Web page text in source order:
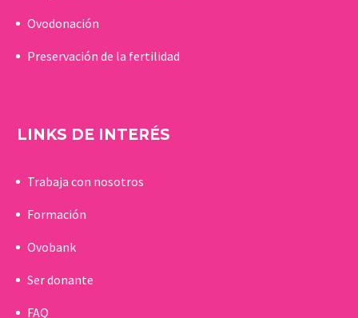
Ovodonación
Preservación de la fertilidad
LINKS DE INTERÉS
Trabaja con nosotros
Formación
Ovobank
Ser donante
FAQ